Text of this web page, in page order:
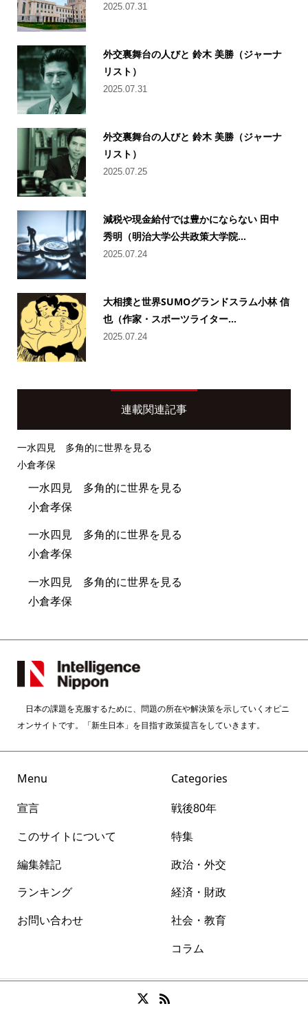
2025.07.31
外交裏舞台の人びと 鈴木 美勝（ジャーナ
リスト）
2025.07.31
外交裏舞台の人びと 鈴木 美勝（ジャーナ
リスト）
2025.07.25
減税や現金給付では豊かにならない 田中
秀明（明治大学公共政策大学院...
2025.07.24
大相撲と世界SUMOグランドスラム小林 信
也（作家・スポーツライター...
2025.07.24
連載関連記事
一水四見 多角的に世界を見る
小倉孝保
一水四見 多角的に世界を見る
小倉孝保
一水四見 多角的に世界を見る
小倉孝保
一水四見 多角的に世界を見る
小倉孝保
日本の課題を克服するために、問題の所在や解決策を示していくオピニ
オンサイトです。「新生日本」を目指す政策提言をしていきます。
Menu
宣言
このサイトについて
編集雑記
ランキング
お問い合わせ
Categories
戦後80年
特集
政治・外交
経済・財政
社会・教育
コラム